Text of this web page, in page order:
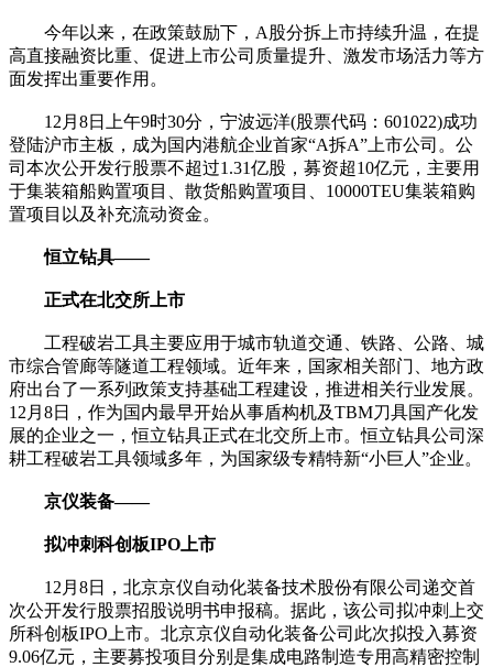
今年以来，在政策鼓励下，A股分拆上市持续升温，在提
高直接融资比重、促进上市公司质量提升、激发市场活力等方
面发挥出重要作用。
12月8日上午9时30分，宁波远洋(股票代码：601022)成功
登陆沪市主板，成为国内港航企业首家“A拆A”上市公司。公
司本次公开发行股票不超过1.31亿股，募资超10亿元，主要用
于集装箱船购置项目、散货船购置项目、10000TEU集装箱购
置项目以及补充流动资金。
恒立钻具——
正式在北交所上市
工程破岩工具主要应用于城市轨道交通、铁路、公路、城
市综合管廊等隧道工程领域。近年来，国家相关部门、地方政
府出台了一系列政策支持基础工程建设，推进相关行业发展。
12月8日，作为国内最早开始从事盾构机及TBM刀具国产化发
展的企业之一，恒立钻具正式在北交所上市。恒立钻具公司深
耕工程破岩工具领域多年，为国家级专精特新“小巨人”企业。
京仪装备——
拟冲刺科创板IPO上市
12月8日，北京京仪自动化装备技术股份有限公司递交首
次公开发行股票招股说明书申报稿。据此，该公司拟冲刺上交
所科创板IPO上市。北京京仪自动化装备公司此次拟投入募资
9.06亿元，主要募投项目分别是集成电路制造专用高精密控制